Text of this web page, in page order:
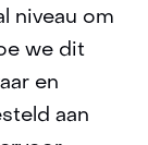
niveau om
we dit
en
aan